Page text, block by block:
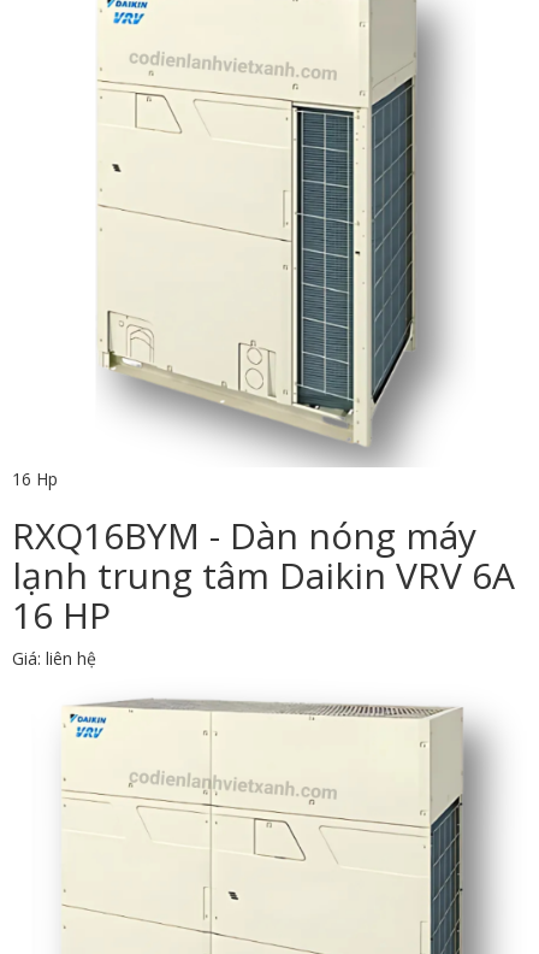
16 Hp
RXQ16BYM - Dàn nóng máy
lạnh trung tâm Daikin VRV 6A
16 HP
Giá: liên hệ